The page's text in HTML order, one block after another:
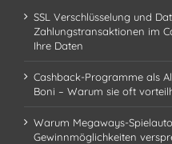
SSL Verschlüsselung und
Zahlungstransaktionen im
Ihre Daten
Cashback-Programme als
Boni – Warum sie oft
Warum Megaways-
Gewinnmöglichkeiten